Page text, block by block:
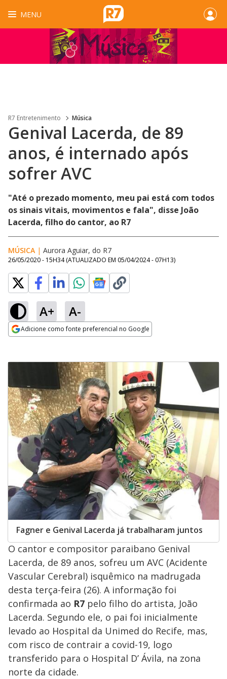
MENU
R7 Entretenimento Música
Genival Lacerda, de 89
anos, é internado após
sofrer AVC
"Até o prezado momento, meu pai está com todos
os sinais vitais, movimentos e fala", disse João
Lacerda, filho do cantor, ao R7
MÚSICA | Aurora Aguiar, do R7
26/05/2020 - 15H34 (ATUALIZADO EM 05/04/2024 - 07H13)
A+ A-
Adicione como fonte preferencial no Google
Fagner e Genival Lacerda já trabalharam juntos
O cantor e compositor paraibano Genival
Lacerda, de 89 anos, sofreu um AVC (Acidente
Vascular Cerebral) isquêmico na madrugada
desta terça-feira (26). A informação foi
confirmada ao R7 pelo filho do artista, João
Lacerda. Segundo ele, o pai foi inicialmente
levado ao Hospital da Unimed do Recife, mas,
com risco de contrair a covid-19, logo
transferido para o Hospital D’ Ávila, na zona
norte da cidade.